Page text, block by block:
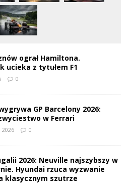
ograł Hamiltona.
ucieka z tytułem F1
0
GP Barcelony 2026:
w Ferrari
2026 0
2026: Neuville najszybszy w
Hyundai rzuca wyzwanie
klasycznym szutrze